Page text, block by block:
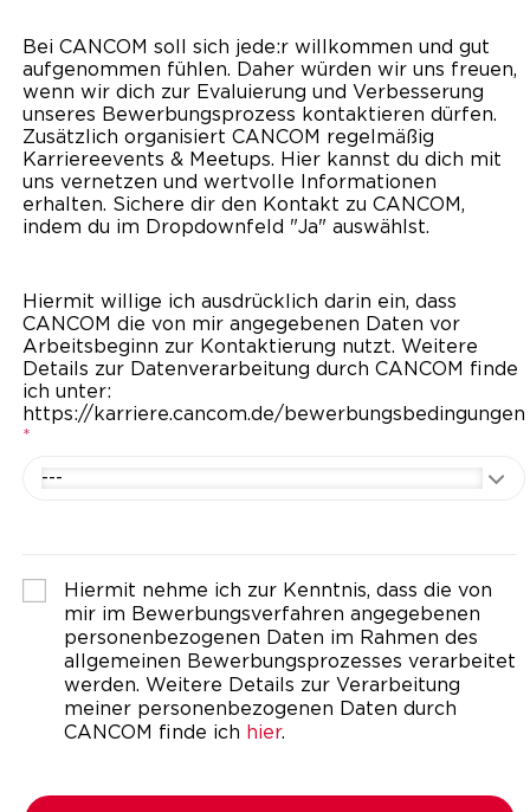
Bei CANCOM soll sich jede:r willkommen und gut
aufgenommen fühlen. Daher würden wir uns freuen,
wenn wir dich zur Evaluierung und Verbesserung
unseres Bewerbungsprozess kontaktieren dürfen.
Zusätzlich organisiert CANCOM regelmäßig
Karriereevents & Meetups. Hier kannst du dich mit
uns vernetzen und wertvolle Informationen
erhalten. Sichere dir den Kontakt zu CANCOM,
indem du im Dropdownfeld "Ja" auswählst.
Hiermit willige ich ausdrücklich darin ein, dass
CANCOM die von mir angegebenen Daten vor
Arbeitsbeginn zur Kontaktierung nutzt. Weitere
Details zur Datenverarbeitung durch CANCOM finde
ich unter:
https://karriere.cancom.de/bewerbungsbedingungen
*
---
Hiermit nehme ich zur Kenntnis, dass die von
mir im Bewerbungsverfahren angegebenen
personenbezogenen Daten im Rahmen des
allgemeinen Bewerbungsprozesses verarbeitet
werden. Weitere Details zur Verarbeitung
meiner personenbezogenen Daten durch
CANCOM finde ich hier.